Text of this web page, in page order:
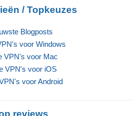
/ Topkeuzes
Blogposts
voor Windows
VPN's voor Mac
VPN's voor iOS
voor Android
reviews